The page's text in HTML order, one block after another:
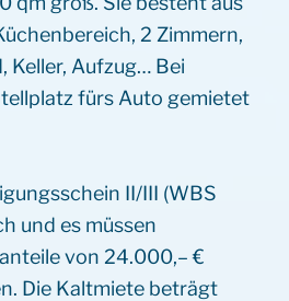
2 Zimmern,
Keller, Aufzug… Bei
fürs Auto gemietet
II/III (WBS
und es müssen
von 24.000,– €
Die Kaltmiete beträgt